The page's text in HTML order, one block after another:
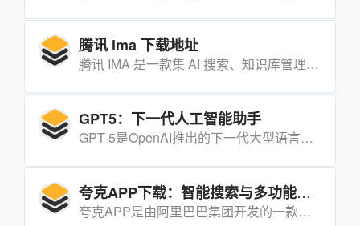
腾讯 ima 下载地址
腾讯 IMA 是一款集 AI 搜索、知识库管理和智能写作功能于一体的智能工作台，旨在通过人工智能技术提升用户在搜索、阅读和写作过程中的效率。
GPT5：下一代人工智能助手
GPT-5是OpenAI推出的下一代大型语言模型，具有更强的自然语言理解和生成能力，能够进行多语言文本生成、对话理解、代码编写、逻辑推理等。
夸克APP下载：智能搜索与多功能集成的高效工具
夸克APP是由阿里巴巴集团开发的一款集智能搜索、网盘存储、文档扫描、学习工具等多种功能于一体的智能服务平台，旨在通过人工智能和大数据技术为用户提供高效、安全、个性化的网络服务体验。